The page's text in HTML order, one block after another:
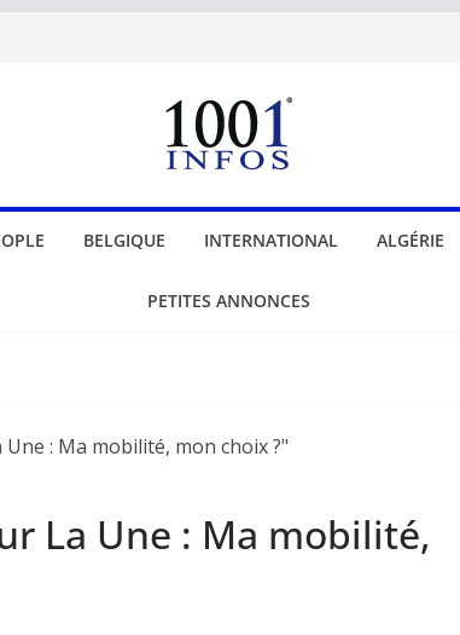
BELGIQUE INTERNATIONAL ALGÉRIE
PETITES ANNONCES
La Une : Ma mobilité,